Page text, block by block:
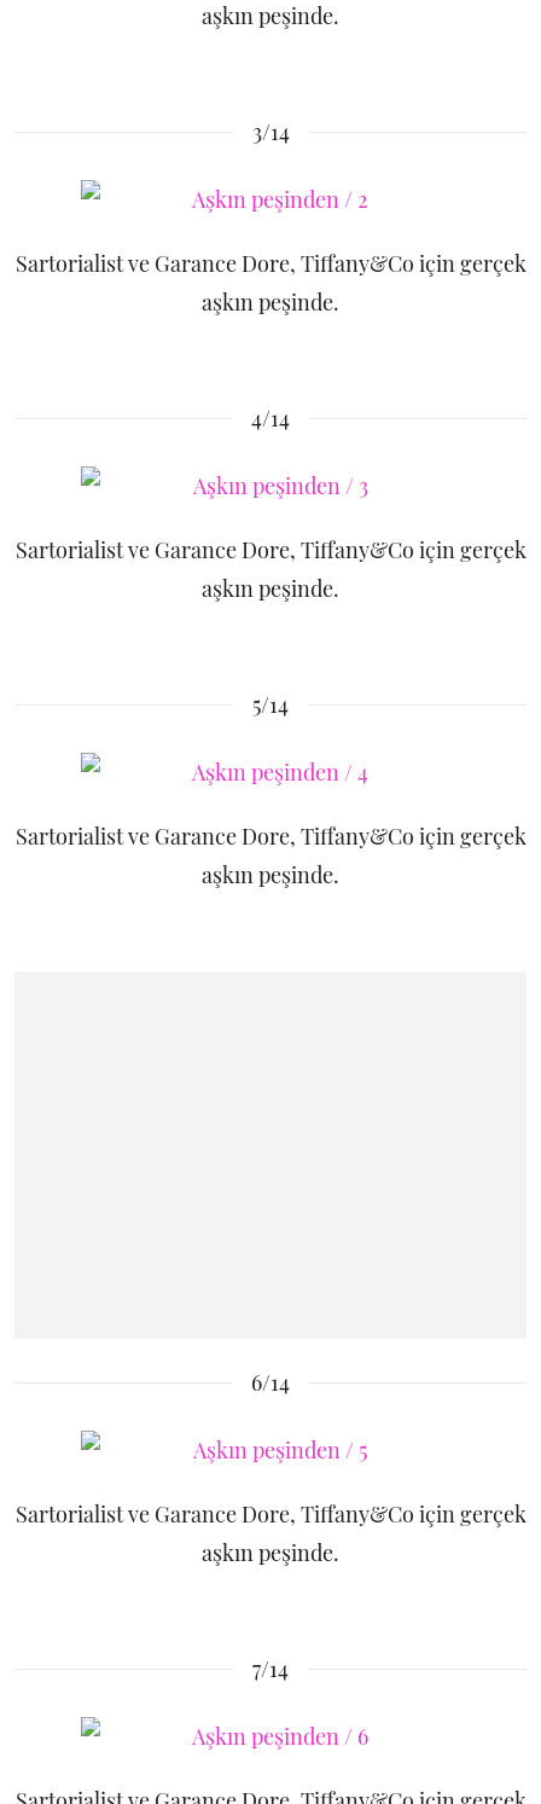
aşkın peşinde.
3/14
Sartorialist ve Garance Dore, Tiffany&Co için gerçek
aşkın peşinde.
4/14
Sartorialist ve Garance Dore, Tiffany&Co için gerçek
aşkın peşinde.
5/14
Sartorialist ve Garance Dore, Tiffany&Co için gerçek
aşkın peşinde.
6/14
Sartorialist ve Garance Dore, Tiffany&Co için gerçek
aşkın peşinde.
7/14